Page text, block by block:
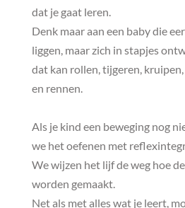
dat je gaat leren.
Denk maar aan een baby die
liggen, maar zich in stapjes
dat kan rollen, tijgeren,
en rennen.
Als je kind een beweging nog
we het oefenen met
We wijzen het lijf de weg hoe
worden gemaakt.
Net als met alles wat je leert,